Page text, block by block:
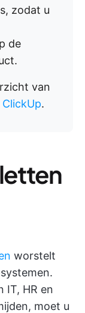
zodat u
de
van
.
worstelt
IT, HR en
moet u